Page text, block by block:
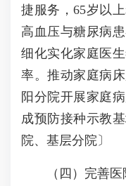
捷服务，65岁以
高血压与糖尿病
细化实化家庭医
率。推动家庭病
阳分院开展家庭
成预防接种示教
院、基层分院〕
（四）完善医